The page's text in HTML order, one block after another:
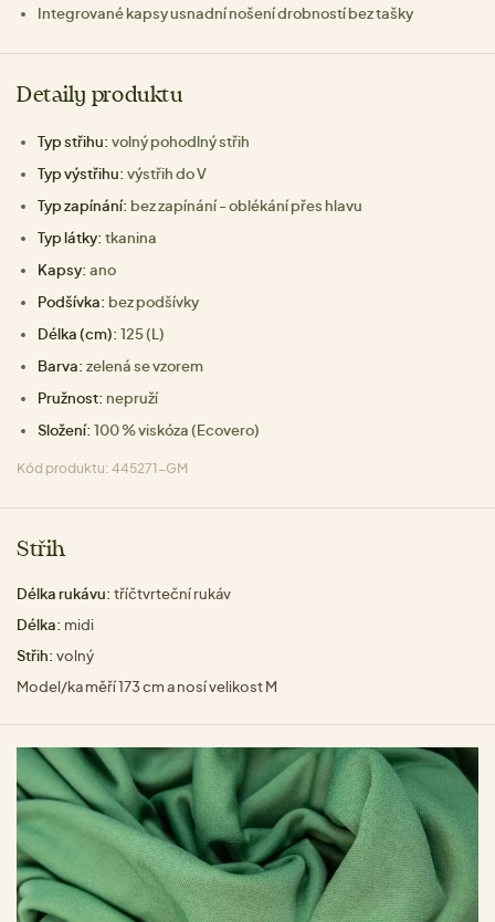
Integrované kapsy usnadní nošení drobností bez tašky
Detaily produktu
Typ střihu: volný pohodlný střih
Typ výstřihu: výstřih do V
Typ zapínání: bez zapínání - oblékání přes hlavu
Typ látky: tkanina
Kapsy: ano
Podšívka: bez podšívky
Délka (cm): 125 (L)
Barva: zelená se vzorem
Pružnost: nepruží
Složení: 100 % viskóza (Ecovero)
Kód produktu: 445271-GM
Střih
Délka rukávu: tříčtvrteční rukáv
Délka: midi
Střih: volný
Model/ka měří 173 cm a nosí velikost M